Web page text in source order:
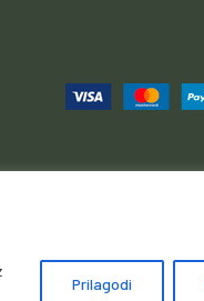
Prilagodi
povrati i reklamacije